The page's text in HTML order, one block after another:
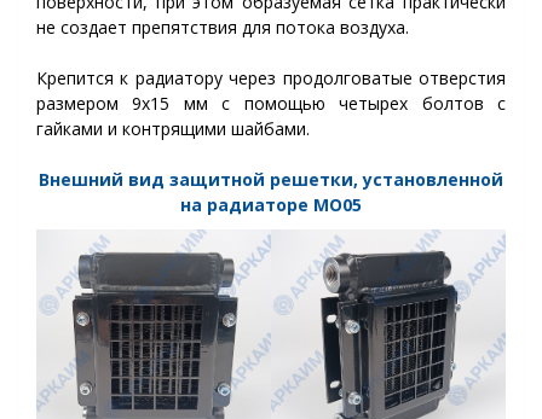
не создает препятствия для потока воздуха.
Крепится к радиатору через продолговатые отверстия
размером 9х15 мм с помощью четырех болтов с
гайками и контрящими шайбами.
Внешний вид защитной решетки, установленной
на радиаторе МО05